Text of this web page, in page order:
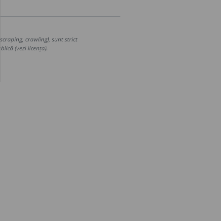
crawling), sunt strict
(vezi licența).